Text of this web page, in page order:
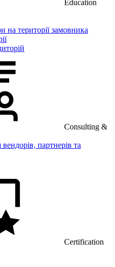
Education
на території замовника
Consulting &
партнерів та
Certification